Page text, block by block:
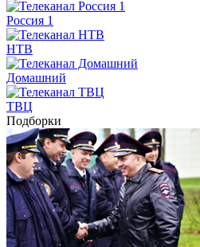
Россия 1
НТВ
Домашний
ТВЦ
Подборки